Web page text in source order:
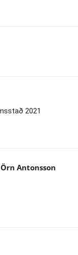
2021
Antonsson